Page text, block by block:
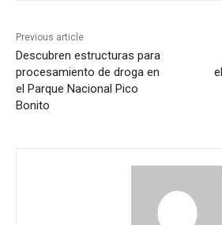
Previous article
Descubren estructuras para
procesamiento de droga en
el Parque Nacional Pico
Bonito